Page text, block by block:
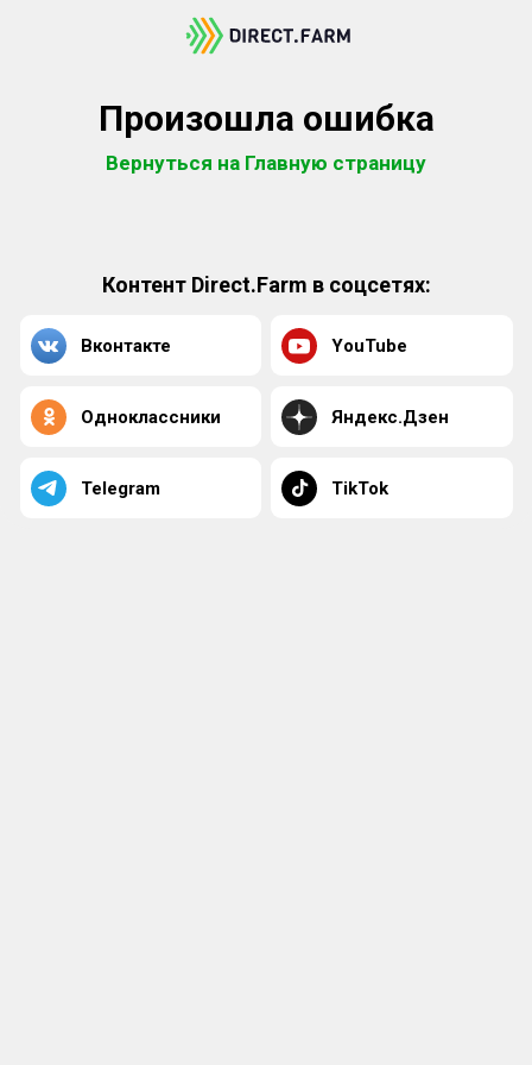
Произошла ошибка
Вернуться на Главную страницу
Контент Direct.Farm в соцсетях:
Вконтакте YouTube
Одноклассники Яндекс.Дзен
Telegram TikTok